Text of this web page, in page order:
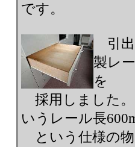
です。
引出
製レ
を
採用しました
いうレール長
という仕様の